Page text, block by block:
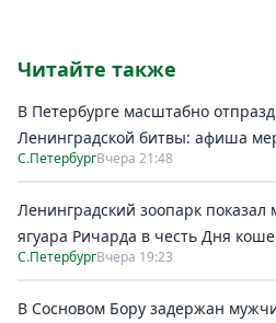
Читайте также
В Петербурге масштабно
Ленинградской битвы: афиша
С.ПетербургВчера 21:48
Ленинградский зоопарк показал
ягуара Ричарда в честь Дня
С.ПетербургВчера 19:23
В Сосновом Бору задержан